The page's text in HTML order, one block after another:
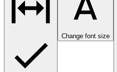
Change font size